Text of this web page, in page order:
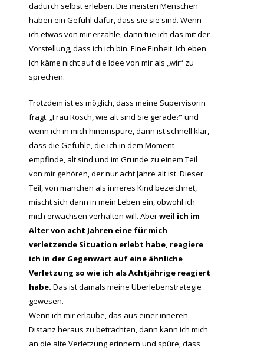
dadurch selbst erleben. Die meisten Menschen
haben ein Gefühl dafür, dass sie sie sind. Wenn
ich etwas von mir erzähle, dann tue ich das mit der
Vorstellung, dass ich ich bin. Eine Einheit. Ich eben.
Ich käme nicht auf die Idee von mir als „wir“ zu
sprechen.
Trotzdem ist es möglich, dass meine Supervisorin
fragt: „Frau Rösch, wie alt sind Sie gerade?“ und
wenn ich in mich hineinspüre, dann ist schnell klar,
dass die Gefühle, die ich in dem Moment
empfinde, alt sind und im Grunde zu einem Teil
von mir gehören, der nur acht Jahre alt ist. Dieser
Teil, von manchen als inneres Kind bezeichnet,
mischt sich dann in mein Leben ein, obwohl ich
mich erwachsen verhalten will. Aberweil ich im
Alter von acht Jahren eine für mich
verletzende Situation erlebt habe, reagiere
ich in der Gegenwart auf eine ähnliche
Verletzung so wie ich als Achtjährige reagiert
habe. Das ist damals meine Überlebenstrategie
gewesen.
Wenn ich mir erlaube, das aus einer inneren
Distanz heraus zu betrachten, dann kann ich mich
an die alte Verletzung erinnern und spüre, dass